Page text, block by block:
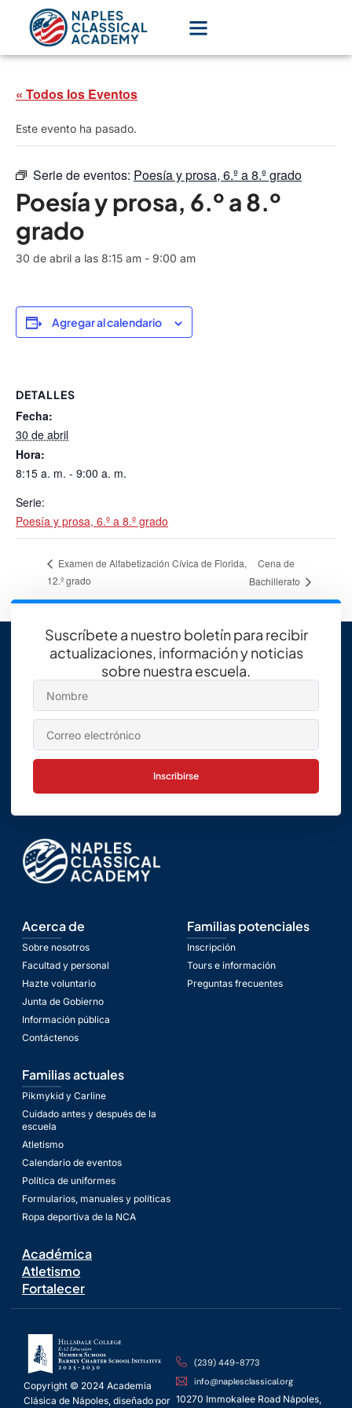
« Todos los Eventos
Este evento ha pasado.
Serie de eventos: Poesía y prosa, 6.º a 8.º grado
Poesía y prosa, 6.º a 8.º
grado
30 de abril a las 8:15 am - 9:00 am
Agregar al calendario
DETALLES
Fecha:
30 de abril
Hora:
8:15 a. m. - 9:00 a. m.
Serie:
Poesía y prosa, 6.º a 8.º grado
Examen de Alfabetización Cívica de Florida,
12.º grado
Cena de
Bachillerato
Suscríbete a nuestro boletín para recibir
actualizaciones, información y noticias
sobre nuestra escuela.
Inscribirse
Acerca de
Sobre nosotros
Facultad y personal
Hazte voluntario
Junta de Gobierno
Información pública
Contáctenos
Familias potenciales
Inscripción
Tours e información
Preguntas frecuentes
Familias actuales
Pikmykid y Carline
Cuidado antes y después de la
escuela
Atletismo
Calendario de eventos
Política de uniformes
Formularios, manuales y políticas
Ropa deportiva de la NCA
Académica
Atletismo
Fortalecer
Copyright © 2024 Academia
Clásica de Nápoles, diseñado por
(239) 449-8773
info@naplesclassical.org
10270 Immokalee Road Nápoles,